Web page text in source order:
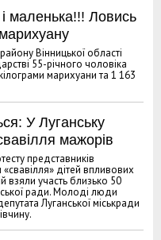
маленька!!! Ловись
Вінницької області
55-річного чоловіка
марихуани та 1 163
У Луганську
мажорів
представників
дітей впливових
взяли участь близько 50
ради. Молоді люди
Луганської міськради